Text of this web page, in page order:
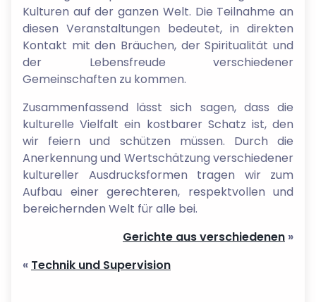
Kulturen auf der ganzen Welt. Die Teilnahme an
diesen Veranstaltungen bedeutet, in direkten
Kontakt mit den Bräuchen, der Spiritualität und
der Lebensfreude verschiedener
Gemeinschaften zu kommen.
Zusammenfassend lässt sich sagen, dass die
kulturelle Vielfalt ein kostbarer Schatz ist, den
wir feiern und schützen müssen. Durch die
Anerkennung und Wertschätzung verschiedener
kultureller Ausdrucksformen tragen wir zum
Aufbau einer gerechteren, respektvollen und
bereichernden Welt für alle bei.
Gerichte aus verschiedenen »
« Technik und Supervision